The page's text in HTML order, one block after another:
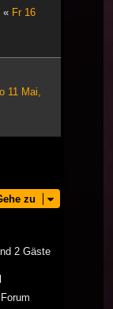
« Fr 16
11 Mai,
zu
2 Gäste